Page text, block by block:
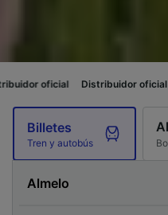
Distribuidor oficial
Billetes
Tren y autobús